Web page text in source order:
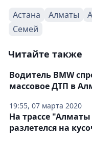
Астана Алматы
Семей
Читайте также
19:55, 07 марта 2020
Водитель BMW
массовое ДТП в
На трассе
разлетелся на